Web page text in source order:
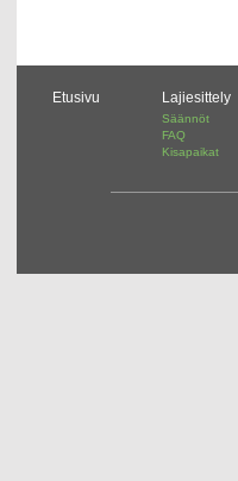
Etusivu Lajiesittely
Säännöt
FAQ
Kisapaikat